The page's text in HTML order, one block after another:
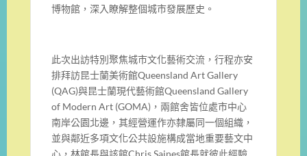
博物館，深入瞭解整個城市發展歷史。
此次出訪特別聚焦城市文化藝術交流，行程亦安
排拜訪昆士蘭美術館Queensland Art Gallery
(QAG)與昆士蘭現代藝術館Queensland Gallery
of Modern Art (GOMA)，兩館舍皆位處市中心
南岸公園北邊，其經營運作亦隸屬同一個組織，
並與鄰近多項文化公共設施構成當地重要藝文中